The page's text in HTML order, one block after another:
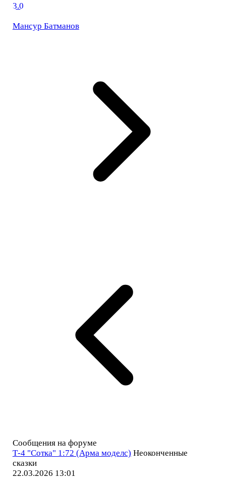
3.0
Мансур Батманов
Сообщения на форуме
Т-4 "Сотка" 1:72 (Арма моделс) Неоконченные
сказки
22.03.2026 13:01